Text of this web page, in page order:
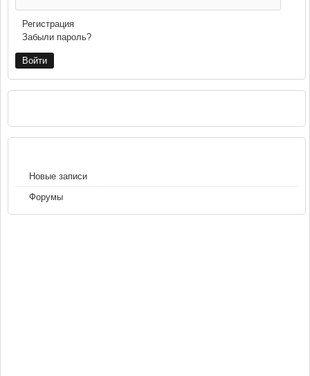
Регистрация
Забыли пароль?
Новые записи
Форумы